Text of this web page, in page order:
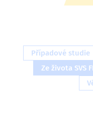
Případové studie
Ze života SVS